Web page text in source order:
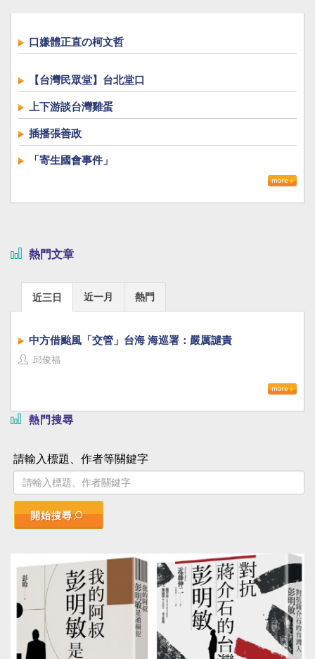
口嫌體正直の柯文哲
【台灣民眾堂】台北堂口
上下游談台灣雞蛋
插播張善政
「寄生國會事件」
熱門文章
近三日 近一月 熱門
中方借颱風「交管」台海 海巡署：嚴厲譴責
邱俊福
熱門搜尋
請輸入標題、作者等關鍵字
開始搜尋